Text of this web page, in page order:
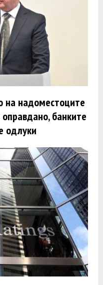
на надоместоците
банките
одлуки